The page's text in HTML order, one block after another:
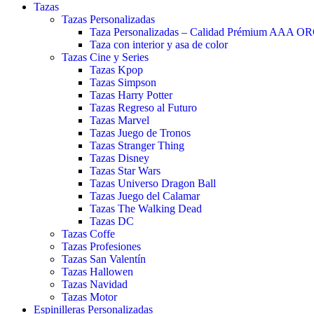
Tazas
Tazas Personalizadas
Taza Personalizadas – Calidad Prémium AAA
Taza con interior y asa de color
Tazas Cine y Series
Tazas Kpop
Tazas Simpson
Tazas Harry Potter
Tazas Regreso al Futuro
Tazas Marvel
Tazas Juego de Tronos
Tazas Stranger Thing
Tazas Disney
Tazas Star Wars
Tazas Universo Dragon Ball
Tazas Juego del Calamar
Tazas The Walking Dead
Tazas DC
Tazas Coffe
Tazas Profesiones
Tazas San Valentín
Tazas Hallowen
Tazas Navidad
Tazas Motor
Espinilleras Personalizadas